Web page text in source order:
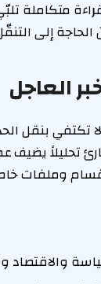
متكاملة
إلى
العاجل
بنقل
تحليلاً
وملفات
والاقتصاد